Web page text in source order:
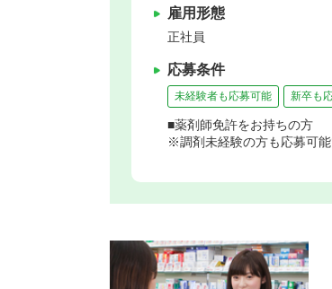
雇用形態
正社員
応募条件
未経験者も応募可能 新卒も
■薬剤師免許をお持ちの方
※調剤未経験の方も応募可